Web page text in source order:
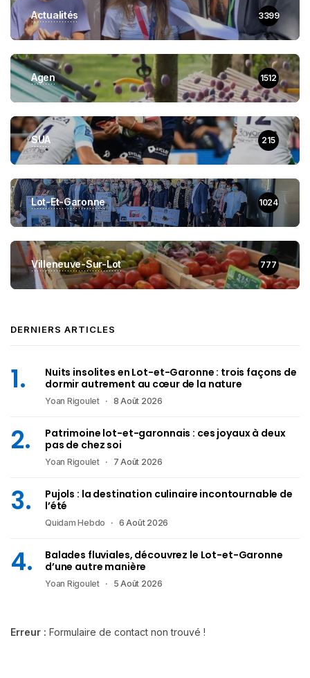
Actualités 3399
Agen 1512
SUA 215
Lot-Et-Garonne 1024
Villeneuve-Sur-Lot 777
DERNIERS ARTICLES
Nuits insolites en Lot-et-Garonne : trois façons de
dormir autrement au cœur de la nature
Yoan Rigoulet 8 Août 2026
Patrimoine lot-et-garonnais : ces joyaux à deux
pas de chez soi
Yoan Rigoulet 7 Août 2026
Pujols : la destination culinaire incontournable de
l’été
Quidam Hebdo 6 Août 2026
Balades fluviales, découvrez le Lot-et-Garonne
d’une autre manière
Yoan Rigoulet 5 Août 2026
Erreur : Formulaire de contact non trouvé !